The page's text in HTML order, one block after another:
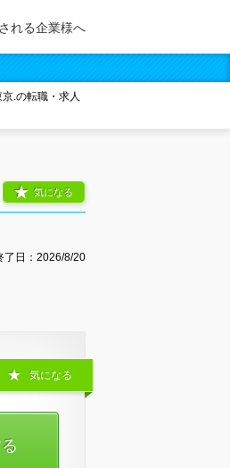
れる企業様へ
.の転職・求人
日： 2026/8/20
気になる
気になる